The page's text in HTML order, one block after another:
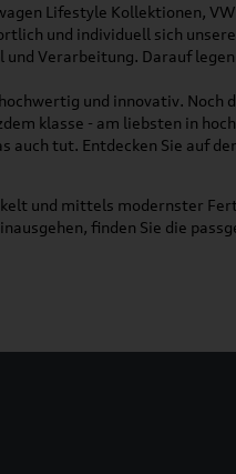
Lifestyle Kollektionen,
und individuell sich
Verarbeitung. Darauf
und innovativ.
klasse - am liebsten in
tut. Entdecken Sie auf
und mittels modernster
finden Sie die